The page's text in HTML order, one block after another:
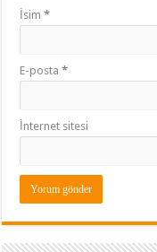
İsim*
E-posta*
İnternet sitesi